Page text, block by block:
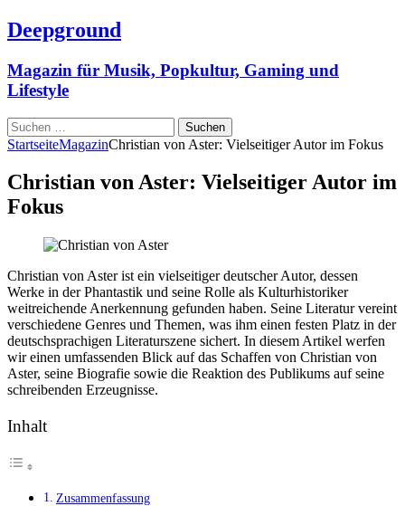
Deepground
Magazin für Musik, Popkultur, Gaming und
Lifestyle
Suchen
nach:
StartseiteMagazinChristian von Aster: Vielseitiger Autor im Fokus
Christian von Aster: Vielseitiger Autor im
Fokus
Christian von Aster ist ein vielseitiger deutscher Autor, dessen
Werke in der Phantastik und seine Rolle als Kulturhistoriker
weitreichende Anerkennung gefunden haben. Seine Literatur vereint
verschiedene Genres und Themen, was ihm einen festen Platz in der
deutschsprachigen Literaturszene sichert. In diesem Artikel werfen
wir einen umfassenden Blick auf das Schaffen von Christian von
Aster, seine Biografie sowie die Reaktion des Publikums auf seine
schreibenden Erzeugnisse.
Inhalt
Zusammenfassung